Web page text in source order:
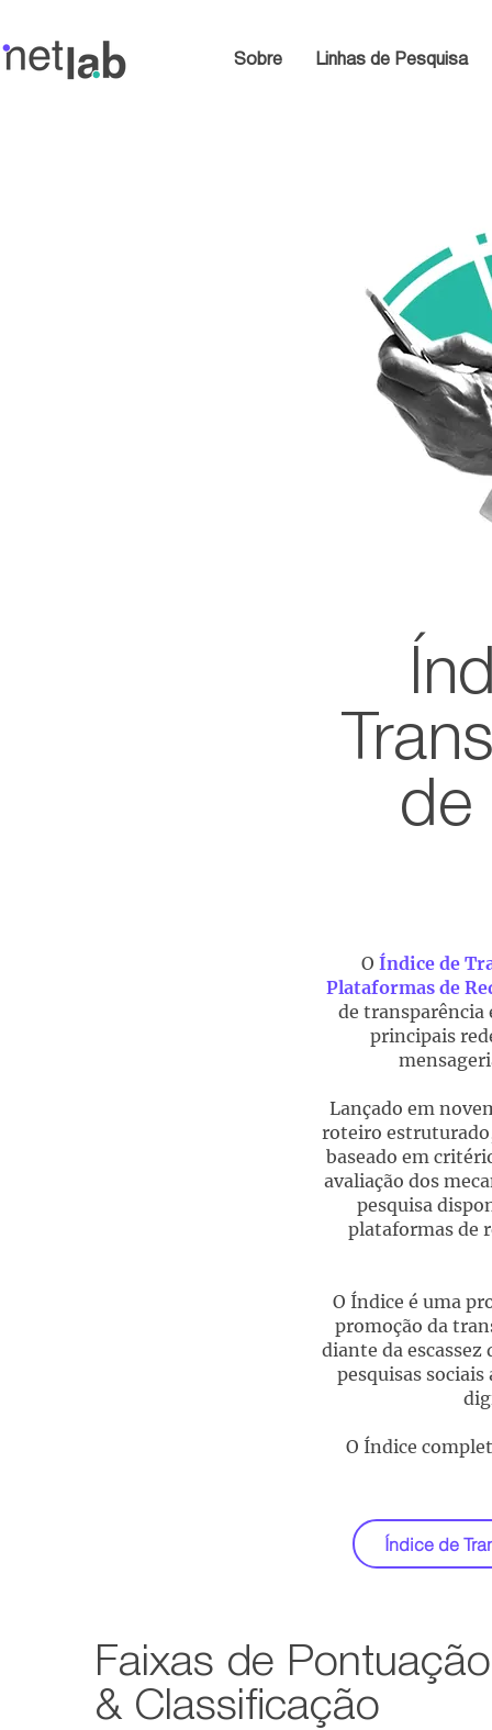
Sobre Linhas de Pesquisa
de
O Índice de
Plataformas de
de transparência
principais
Lançado em
roteiro
baseado em
avaliação dos
pesquisa
plataformas de
O Índice é uma
promoção da
diante da
pesquisas sociais
O Índice
Índice de
Faixas de Pontuação
& Classificação